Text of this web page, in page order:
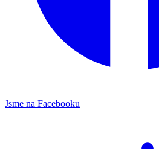
Jsme na Facebooku